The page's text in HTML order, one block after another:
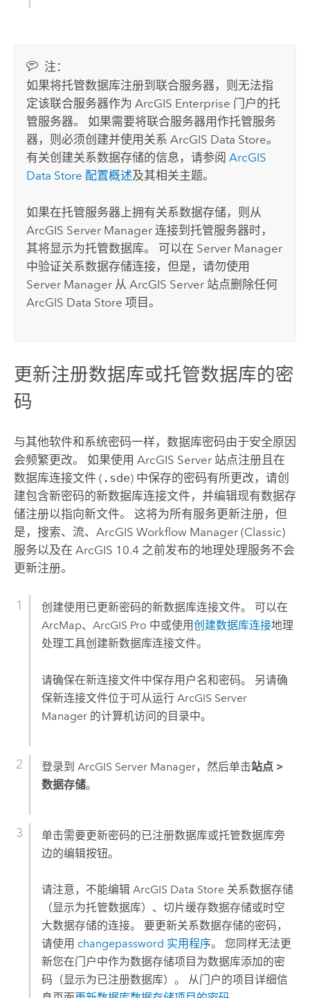
注：
如果将托管数据库注册到联合服务器，则无法指
定该联合服务器作为ArcGIS Enterprise 门户的托
管服务器。 如果需要将联合服务器用作托管服务
器，则必须创建并使用关系ArcGIS Data Store。
有关创建关系数据存储的信息，请参阅ArcGIS
Data Store 配置概述及其相关主题。
如果在托管服务器上拥有关系数据存储，则从
ArcGIS Server Manager 连接到托管服务器时，
其将显示为托管数据库。 可以在 Server Manager
中验证关系数据存储连接，但是，请勿使用
Server Manager 从ArcGIS Server 站点删除任何
ArcGIS Data Store 项目。
更新注册数据库或托管数据库的密
码
与其他软件和系统密码一样，数据库密码由于安全原因
会频繁更改。 如果使用 ArcGIS Server站点注册且在
数据库连接文件 ( .sde) 中保存的密码有所更改，请创
建包含新密码的新数据库连接文件，并编辑现有数据存
储注册以指向新文件。 这将为所有服务更新注册，但
是，搜索、流、 ArcGIS Workflow Manager (Classic)
服务以及在 ArcGIS 10.4 之前发布的地理处理服务不会
更新注册。
创建使用已更新密码的新数据库连接文件。 可以在
ArcMap、 ArcGIS Pro 中或使用创建数据库连接地理
处理工具创建新数据库连接文件。
请确保在新连接文件中保存用户名和密码。 另请确
保新连接文件位于可从运行 ArcGIS Server
Manager的计算机访问的目录中。
登录到 ArcGIS Server Manager，然后单击站点 >
数据存储。
单击需要更新密码的已注册数据库或托管数据库旁
边的编辑按钮。
请注意，不能编辑 ArcGIS Data Store关系数据存储
（显示为托管数据库）、切片缓存数据存储或时空
大数据存储的连接。 要更新关系数据存储的密码，
请使用 changepassword 实用程序。 您同样无法更
新您在门户中作为数据存储项目为数据库添加的密
码（显示为已注册数据库）。 从门户的项目详细信